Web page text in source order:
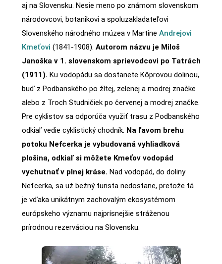
aj na Slovensku. Nesie meno po známom slovenskom
národovcovi, botanikovi a spoluzakladateľovi
Slovenského národného múzea v Martine Andrejovi
Kmeťovi (1841-1908). Autorom názvu je Miloš
Janoška v 1. slovenskom sprievodcovi po Tatrách
(1911). Ku vodopádu sa dostanete Kôprovou dolinou,
buď z Podbanského po žltej, zelenej a modrej značke
alebo z Troch Studničiek po červenej a modrej značke.
Pre cyklistov sa odporúča využiť trasu z Podbanského
odkiaľ vedie cyklistický chodník. Na ľavom brehu
potoku Nefcerka je vybudovaná vyhliadková
plošina, odkiaľ si môžete Kmeťov vodopád
vychutnať v plnej kráse. Nad vodopád, do doliny
Nefcerka, sa už bežný turista nedostane, pretože tá
je vďaka unikátnym zachovalým ekosystémom
európskeho významu najprísnejšie stráženou
prírodnou rezerváciou na Slovensku.